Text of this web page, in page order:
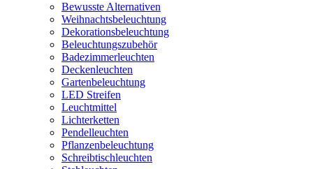
Bewusste Alternativen
Weihnachtsbeleuchtung
Dekorationsbeleuchtung
Beleuchtungszubehör
Badezimmerleuchten
Deckenleuchten
Gartenbeleuchtung
LED Streifen
Leuchtmittel
Lichterketten
Pendelleuchten
Pflanzenbeleuchtung
Schreibtischleuchten